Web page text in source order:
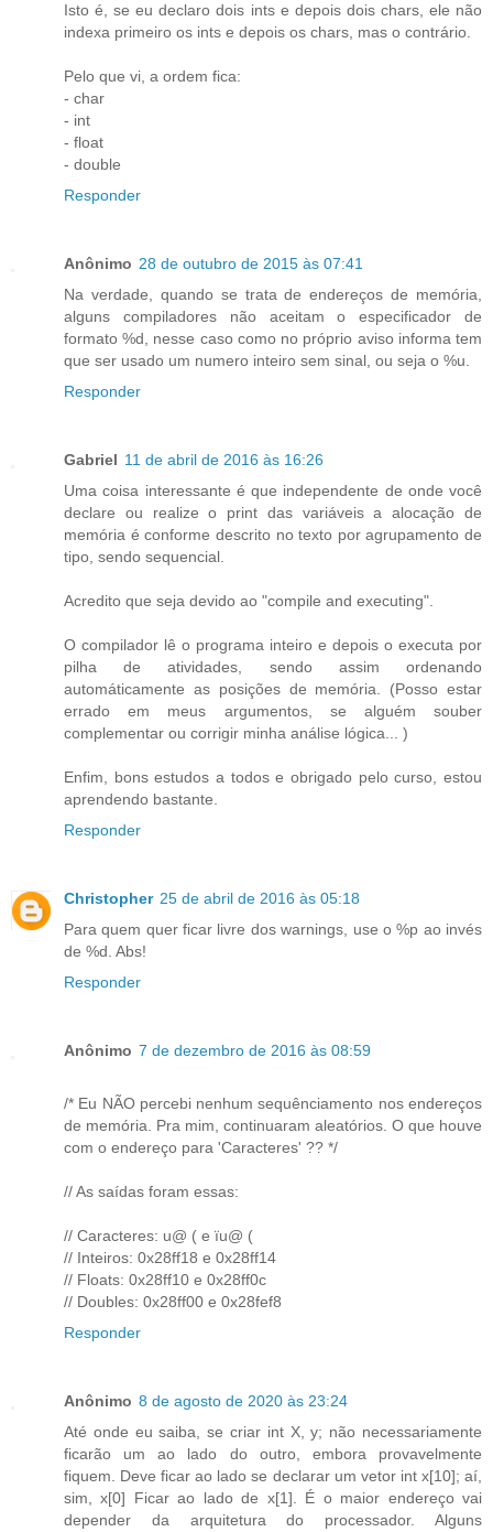
Isto é, se eu declaro dois ints e depois dois chars, ele não
indexa primeiro os ints e depois os chars, mas o contrário.
Pelo que vi, a ordem fica:
- char
- int
- float
- double
Responder
Anônimo 28 de outubro de 2015 às 07:41
Na verdade, quando se trata de endereços de memória,
alguns compiladores não aceitam o especificador de
formato %d, nesse caso como no próprio aviso informa tem
que ser usado um numero inteiro sem sinal, ou seja o %u.
Responder
Gabriel 11 de abril de 2016 às 16:26
Uma coisa interessante é que independente de onde você
declare ou realize o print das variáveis a alocação de
memória é conforme descrito no texto por agrupamento de
tipo, sendo sequencial.
Acredito que seja devido ao "compile and executing".
O compilador lê o programa inteiro e depois o executa por
pilha de atividades, sendo assim ordenando
automáticamente as posições de memória. (Posso estar
errado em meus argumentos, se alguém souber
complementar ou corrigir minha análise lógica... )
Enfim, bons estudos a todos e obrigado pelo curso, estou
aprendendo bastante.
Responder
Christopher 25 de abril de 2016 às 05:18
Para quem quer ficar livre dos warnings, use o %p ao invés
de %d. Abs!
Responder
Anônimo 7 de dezembro de 2016 às 08:59
/* Eu NÃO percebi nenhum sequênciamento nos endereços
de memória. Pra mim, continuaram aleatórios. O que houve
com o endereço para 'Caracteres' ?? */
// As saídas foram essas:
// Caracteres: u@ ( e ïu@ (
// Inteiros: 0x28ff18 e 0x28ff14
// Floats: 0x28ff10 e 0x28ff0c
// Doubles: 0x28ff00 e 0x28fef8
Responder
Anônimo 8 de agosto de 2020 às 23:24
Até onde eu saiba, se criar int X, y; não necessariamente
ficarão um ao lado do outro, embora provavelmente
fiquem. Deve ficar ao lado se declarar um vetor int x[10]; aí,
sim, x[0] Ficar ao lado de x[1]. É o maior endereço vai
depender da arquitetura do processador. Alguns